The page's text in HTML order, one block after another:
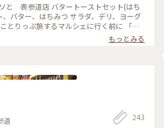
と 表参道店 バタートーストセット(はち
、バター、はちみつ サラダ、デリ、ヨーグ
とりっぷ旅するマルシェに行く前に 「パ
」で モーニング☆ 久しぶりの表参道店☆
で順番待ちも ワクワク☆ モーニングメニ
に じんわり溶けていきます…☆ はちみつ
ト #モーニング #パン #ベーカリーカフ
もっとみる
道
243